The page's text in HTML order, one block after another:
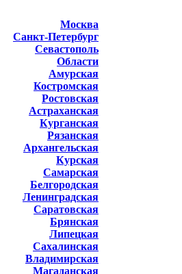
Москва
Санкт-Петербург
Севастополь
Области
Амурская
Костромская
Ростовская
Астраханская
Курганская
Рязанская
Архангельская
Курская
Самарская
Белгородская
Ленинградская
Саратовская
Брянская
Липецкая
Сахалинская
Владимирская
Магаданская